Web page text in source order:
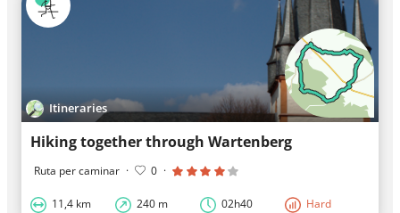
Itineraries
Hiking together through Wartenberg
Ruta per caminar · 0 ·
11,4 km 240 m 02h40 Hard